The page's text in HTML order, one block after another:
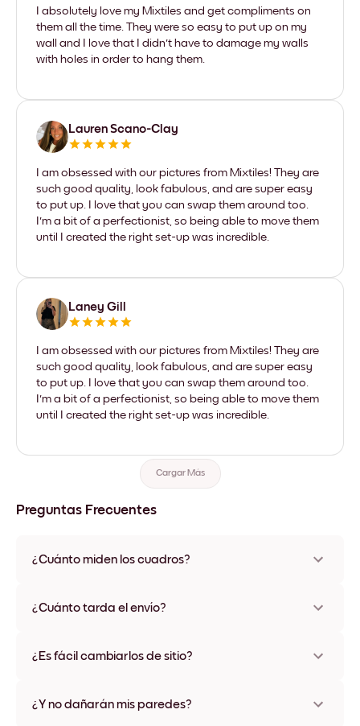
I absolutely love my Mixtiles and get compliments on
them all the time. They were so easy to put up on my
wall and I love that I didn't have to damage my walls
with holes in order to hang them.
Lauren Scano-Clay
I am obsessed with our pictures from Mixtiles! They are
such good quality, look fabulous, and are super easy
to put up. I love that you can swap them around too.
I'm a bit of a perfectionist, so being able to move them
until I created the right set-up was incredible.
Laney Gill
I am obsessed with our pictures from Mixtiles! They are
such good quality, look fabulous, and are super easy
to put up. I love that you can swap them around too.
I'm a bit of a perfectionist, so being able to move them
until I created the right set-up was incredible.
Cargar Más
Preguntas Frecuentes
¿Cuánto miden los cuadros?
opción única de 56x112 cm. Disponible en varios materiales y
¿Cuánto tarda el envío?
disponibles en algunos países. Te enviaremos un número de
¿Es fácil cambiarlos de sitio?
ningún daño
¿Y no dañarán mis paredes?